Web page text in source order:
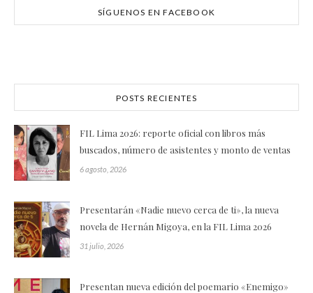
SÍGUENOS EN FACEBOOK
POSTS RECIENTES
FIL Lima 2026: reporte oficial con libros más
buscados, número de asistentes y monto de ventas
6 agosto, 2026
Presentarán «Nadie nuevo cerca de ti», la nueva
novela de Hernán Migoya, en la FIL Lima 2026
31 julio, 2026
Presentan nueva edición del poemario «Enemigo»